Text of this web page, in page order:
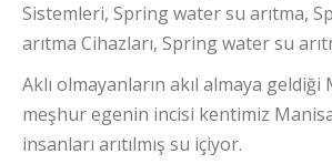
Sistemleri, Spring water su arıtma,
arıtma Cihazları, Spring water su
Aklı olmayanların akıl almaya geldiği
meşhur egenin incisi kentimiz
insanları arıtılmış su içiyor.